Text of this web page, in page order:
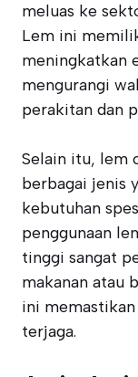
meluas ke
Lem ini
meningkatkan
mengurangi
perakitan dan
Selain itu, lem
berbagai jenis
kebutuhan
penggunaan
tinggi sangat
makanan atau
ini
terjaga.